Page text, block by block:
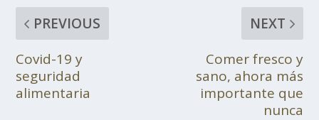
PREVIOUS
Covid-19 y
seguridad
alimentaria
NEXT
Comer fresco y
sano, ahora más
importante que
nunca